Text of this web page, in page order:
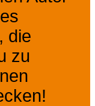
die
zu